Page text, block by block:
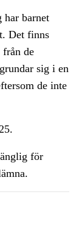
har barnet
Det finns
från de
sig i en
de inte
för